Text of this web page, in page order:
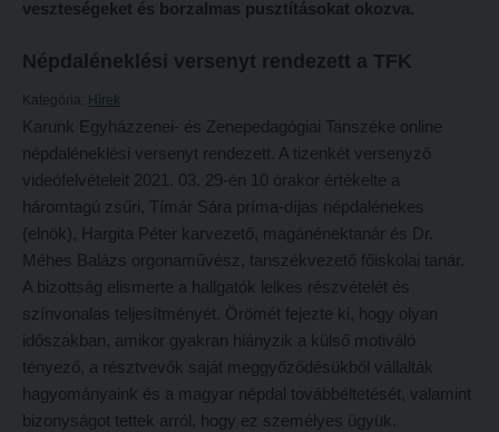
Tehetséggondozás
Tudományos diákköri tevékenység
Kari kutatási pályázatok
Kari kiadványok
FELVÉTELIZŐKNEK
Pótfelvételi 2026
PK Felvételi Tájékoztató kiadvány
Intézményi pontok
Intézményi pontok igazolása
Kari kutatócsoportok
Tehetséggondozás
Tudományos diákköri tevékenység
PedKaszt – Bethlen-pályázat
Kari kutatási pályázatok
Kari kiadványok
FELVÉTELIZŐKNEK
veszteségeket és borzalmas pusztításokat okozva.
Népdaléneklési versenyt rendezett a TFK
Kategória: Hírek
Karunk Egyházzenei- és Zenepedagógiai Tanszéke online
népdaléneklési versenyt rendezett. A tizenkét versenyző
videófelvételeit 2021. 03. 29-én 10 órakor értékelte a
háromtagú zsűri, Tímár Sára príma-díjas népdalénekes
(elnök), Hargita Péter karvezető, magánénektanár és Dr.
Méhes Balázs orgonaművész, tanszékvezető főiskolai tanár.
A bizottság elismerte a hallgatók lelkes részvételét és
színvonalas teljesítményét. Örömét fejezte ki, hogy olyan
időszakban, amikor gyakran hiányzik a külső motiváló
tényező, a résztvevők saját meggyőződésükből vállalták
hagyományaink és a magyar népdal továbbéltetését, valamint
bizonyságot tettek arról, hogy ez személyes ügyük.